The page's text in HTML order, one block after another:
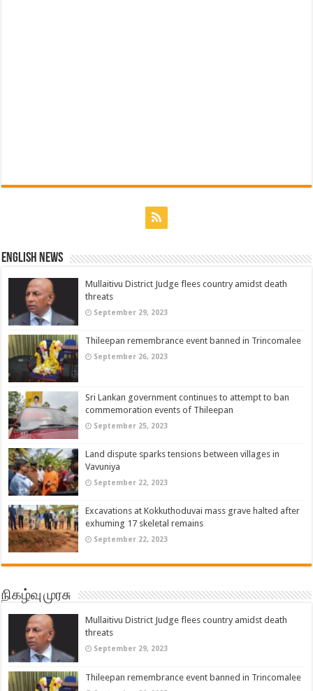
English News
Mullaitivu District Judge flees country amidst death
threats
September 29, 2023
Thileepan remembrance event banned in Trincomalee
September 26, 2023
Sri Lankan government continues to attempt to ban
commemoration events of Thileepan
September 25, 2023
Land dispute sparks tensions between villages in
Vavuniya
September 22, 2023
Excavations at Kokkuthoduvai mass grave halted after
exhuming 17 skeletal remains
September 22, 2023
நிகழ்வு முரசு
Mullaitivu District Judge flees country amidst death
threats
September 29, 2023
Thileepan remembrance event banned in Trincomalee